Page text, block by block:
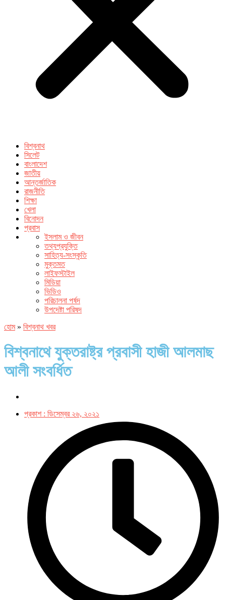
বিশ্বনাথ
সিলেট
বাংলাদেশ
জাতীয়
আন্তর্জাতিক
রাজনীতি
শিক্ষা
খেলা
বিনোদন
প্রবাস
ইসলাম ও জীবন
তথ্যপ্রযুক্তি
সাহিত্য-সংস্কৃতি
মুক্তমত
লাইফস্টাইল
মিডিয়া
ভিডিও
পরিচালনা পর্ষদ
উপদেষ্টা পরিষদ
হোম» বিশ্বনাথ খবর
বিশ্বনাথে যুক্তরাষ্ট্র প্রবাসী হাজী আলমাছ
আলী সংবর্ধিত
প্রকাশ : ডিসেম্বর ২৬, ২০২১